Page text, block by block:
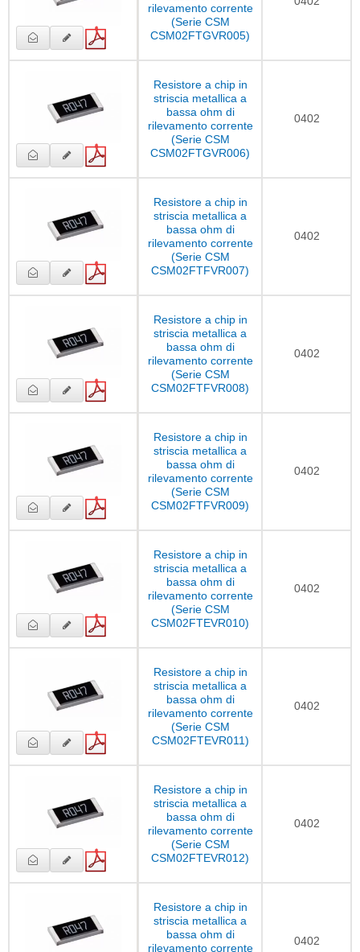
rilevamento corrente
(Serie CSM
CSM02FTGVR005)
Resistore a chip in
striscia metallica a
bassa ohm di
rilevamento corrente
(Serie CSM
CSM02FTGVR006)
0402
Resistore a chip in
striscia metallica a
bassa ohm di
rilevamento corrente
(Serie CSM
CSM02FTFVR007)
0402
Resistore a chip in
striscia metallica a
bassa ohm di
rilevamento corrente
(Serie CSM
CSM02FTFVR008)
0402
Resistore a chip in
striscia metallica a
bassa ohm di
rilevamento corrente
(Serie CSM
CSM02FTFVR009)
0402
Resistore a chip in
striscia metallica a
bassa ohm di
rilevamento corrente
(Serie CSM
CSM02FTEVR010)
0402
Resistore a chip in
striscia metallica a
bassa ohm di
rilevamento corrente
(Serie CSM
CSM02FTEVR011)
0402
Resistore a chip in
striscia metallica a
bassa ohm di
rilevamento corrente
(Serie CSM
CSM02FTEVR012)
0402
Resistore a chip in
striscia metallica a
bassa ohm di
rilevamento corrente
0402